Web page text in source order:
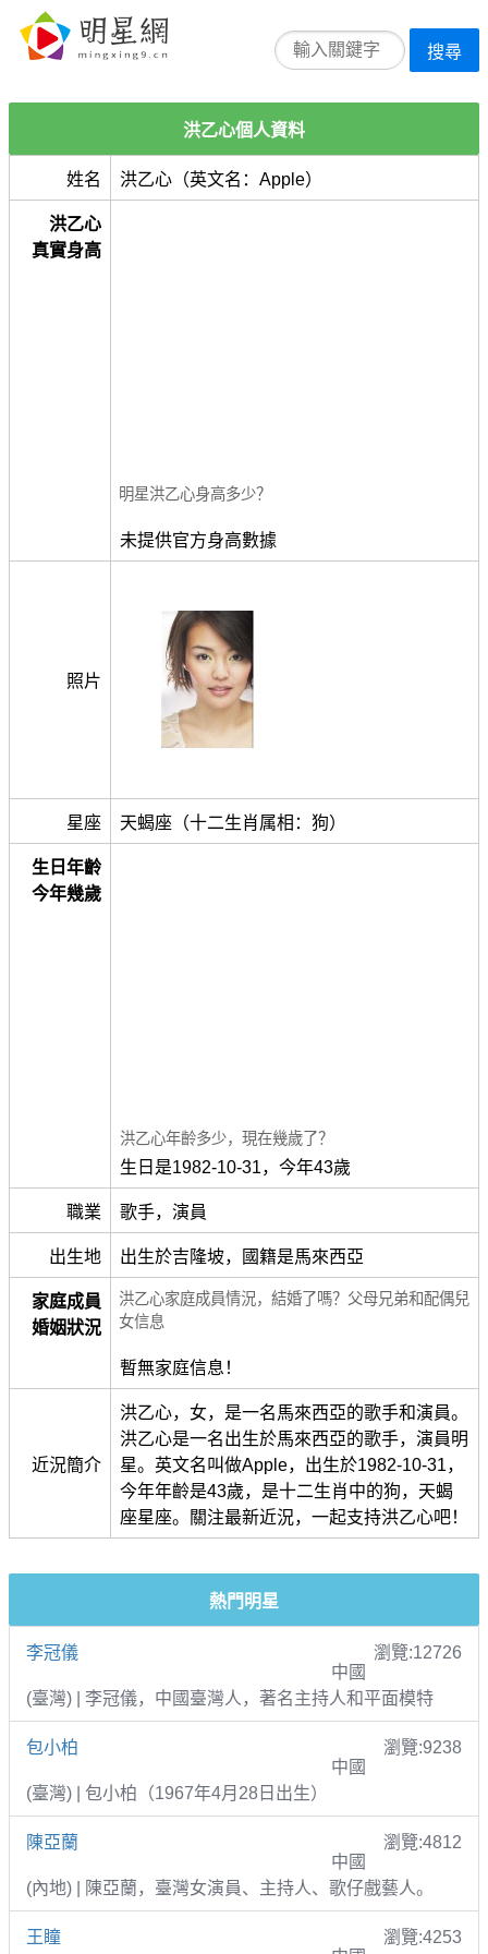
搜尋
洪乙心個人資料
姓名 洪乙心（英文名：Apple）
洪乙心
真實身高
明星洪乙心身高多少？
未提供官方身高數據
照片
星座 天蝎座（十二生肖属相：狗）
生日年齡
今年幾歲
洪乙心年齡多少，現在幾歲了？
生日是1982-10-31，今年43歲
職業 歌手，演員
出生地 出生於吉隆坡，國籍是馬來西亞
家庭成員
婚姻狀況
洪乙心家庭成員情況，結婚了嗎？父母兄弟和配偶兒
女信息
暫無家庭信息！
近況簡介
洪乙心，女，是一名馬來西亞的歌手和演員。
洪乙心是一名出生於馬來西亞的歌手，演員明
星。英文名叫做Apple，出生於1982-10-31，
今年年齡是43歲，是十二生肖中的狗，天蝎
座星座。關注最新近況，一起支持洪乙心吧！
熱門明星
李冠儀
瀏覽:12726
中國
(臺灣) | 李冠儀，中國臺灣人，著名主持人和平面模特
包小柏
瀏覽:9238
中國
(臺灣) | 包小柏（1967年4月28日出生）
陳亞蘭
瀏覽:4812
中國
(內地) | 陳亞蘭，臺灣女演員、主持人、歌仔戲藝人。
王瞳
瀏覽:4253